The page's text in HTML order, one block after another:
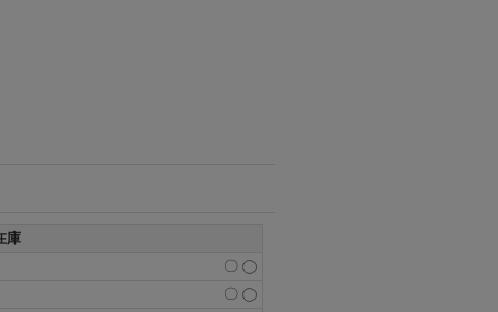
庫
〇
〇